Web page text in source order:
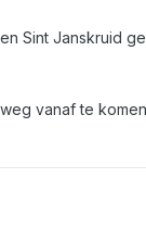
Sint Janskruid
vanaf te